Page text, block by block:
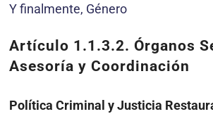
Y finalmente, Género
Artículo 1.1.3.2. Órganos
Asesoría y Coordinación
Política Criminal y Justicia